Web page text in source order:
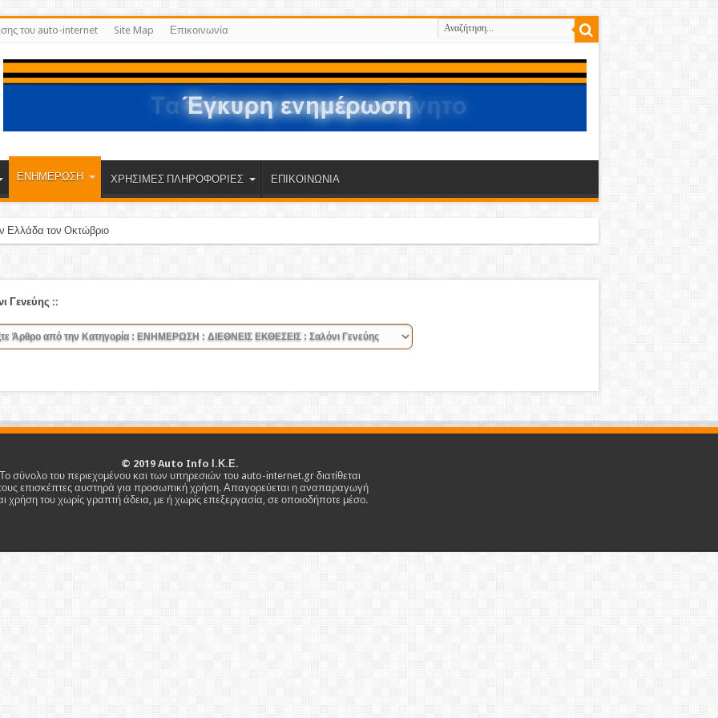
του auto-internet Site Map Επικοινωνία
ΕΝΗΜΕΡΩΣΗ ΧΡΗΣΙΜΕΣ ΠΛΗΡΟΦΟΡΙΕΣ ΕΠΙΚΟΙΝΩΝΙΑ
Ελλάδα τον Οκτώβριο
Γενεύης ::
© 2019 Auto Info Ι.Κ.Ε.
σύνολο του περιεχομένου και των υπηρεσιών του auto-internet.gr διατίθεται
επισκέπτες αυστηρά για προσωπική χρήση. Απαγορεύεται η αναπαραγωγή
χρήση του χωρίς γραπτή άδεια, με ή χωρίς επεξεργασία, σε οποιοδήποτε μέσο.